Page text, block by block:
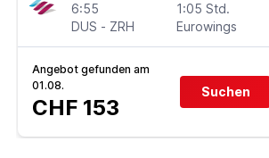
6:55
DUS - ZRH
1:05 Std.
Eurowings
Angebot gefunden am
01.08.
CHF 153
Suchen